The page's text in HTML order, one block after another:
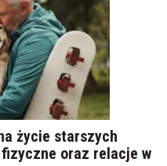
życie starszych
oraz relacje w